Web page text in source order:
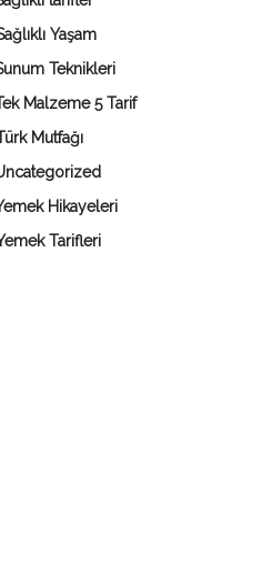
Yaşam
Teknikleri
Malzeme 5 Tarif
Mutfağı
Hikayeleri
Tarifleri